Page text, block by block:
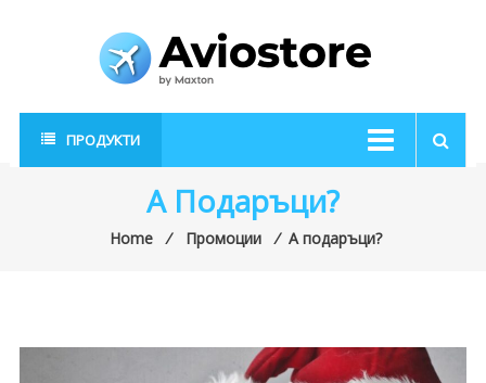
AvioStore
Авиационен
магазин
ПРОДУКТИ
А Подаръци?
Home ⁄ Промоции ⁄ А подаръци?